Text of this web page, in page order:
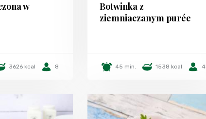
w
3626 kcal 8
Botwinka z
ziemniaczanym purée
45 min. 1538 kcal 4